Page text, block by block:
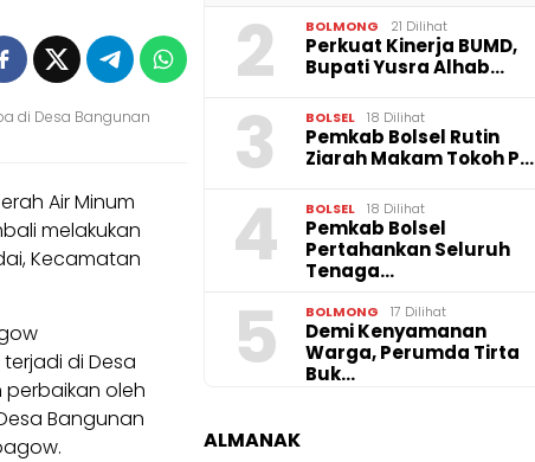
di Desa Bangunan
Air Minum
melakukan
Kecamatan
di Desa
perbaikan oleh
Bangunan
2 BOLMONG 21 Dilihat
Perkuat Kinerja BUMD,
Bupati Yusra Alhab…
3 BOLSEL 18 Dilihat
Pemkab Bolsel Rutin
Ziarah Makam Tokoh P…
4 BOLSEL 18 Dilihat
Pemkab Bolsel
Pertahankan Seluruh
Tenaga…
5 BOLMONG 17 Dilihat
Demi Kenyamanan
Warga, Perumda Tirta
Buk…
ALMANAK